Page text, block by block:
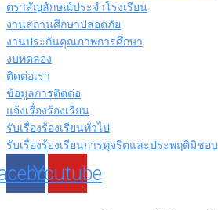
ตราสัญลักษณ์ประจำโรงเรียน
งานสถานศึกษาปลอดภัย
งานประกันคุณภาพการศึกษา
งบทดลอง
ติดต่อเรา
ข้อมูลการติดต่อ
แจ้งเรื่องร้องเรียน
รับเรื่องร้องเรียนทั่วไป
รับเรื่องร้องเรียนการทุจริตและประพฤติมิชอบ
Youtube